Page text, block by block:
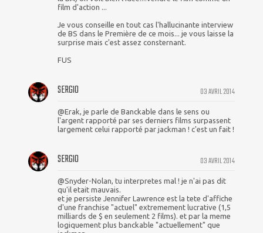
film d'action ...
Je vous conseille en tout cas l'hallucinante interview
de BS dans le Première de ce mois... je vous laisse la
surprise mais c'est assez consternant.
FUS
03 AVRIL 2014
SERGIO
@Erak, je parle de Banckable dans le sens ou
l'argent rapporté par ses derniers films surpassent
largement celui rapporté par jackman ! c'est un fait !
03 AVRIL 2014
SERGIO
@Snyder-Nolan, tu interpretes mal ! je n'ai pas dit
qu'il etait mauvais.
et je persiste Jennifer Lawrence est la tete d'affiche
d'une franchise "actuel" extremement lucrative (1,5
milliards de $ en seulement 2 films). et par la meme
logiquement plus banckable "actuellement" que